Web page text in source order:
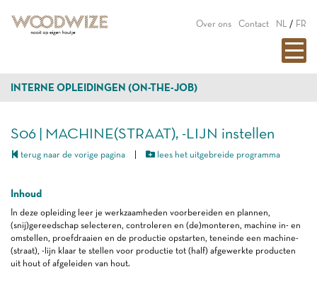
Over ons Contact NL / FR
INTERNE OPLEIDINGEN (ON-THE-JOB)
S06 | MACHINE(STRAAT), -LIJN instellen
terug naar de vorige pagina lees het uitgebreide programma
Inhoud
In deze opleiding leer je werkzaamheden voorbereiden en plannen,
(snij)gereedschap selecteren, controleren en (de)monteren, machine in- en
omstellen, proefdraaien en de productie opstarten, teneinde een machine-
(straat), -lijn klaar te stellen voor productie tot (half) afgewerkte producten
uit hout of afgeleiden van hout.